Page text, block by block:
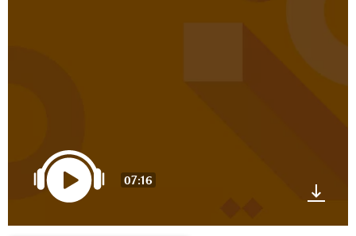
07:16